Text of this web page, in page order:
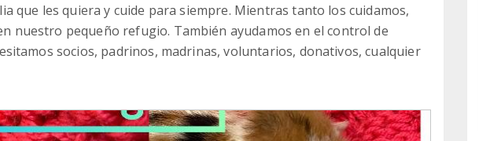
que les quiera y cuide para siempre. Mientras tanto los cuidamos,
nuestro pequeño refugio. También ayudamos en el control de
socios, padrinos, madrinas, voluntarios, donativos, cualquier